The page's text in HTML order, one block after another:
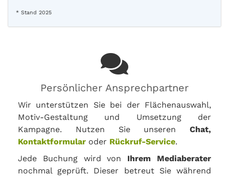
* Stand 2025
Persönlicher Ansprechpartner
Wir unterstützen Sie bei der Flächenauswahl,
Motiv-Gestaltung und Umsetzung der
Kampagne. Nutzen Sie unseren Chat,
Kontaktformular oder Rückruf-Service.
Jede Buchung wird von Ihrem Mediaberater
nochmal geprüft. Dieser betreut Sie während